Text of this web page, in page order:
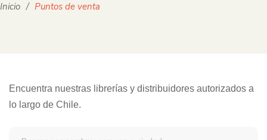
Inicio / Puntos de venta
Encuentra nuestras librerías y distribuidores autorizados a
lo largo de Chile.